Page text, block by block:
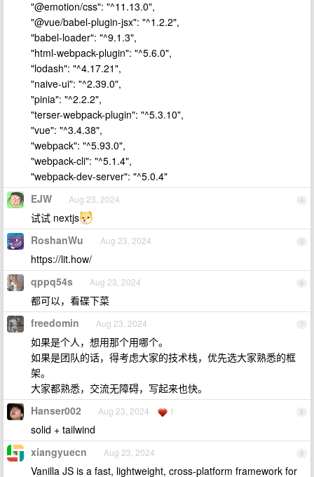
"@emotion/css": "^11.13.0",
"@vue/babel-plugin-jsx": "^1.2.2",
"babel-loader": "^9.1.3",
"html-webpack-plugin": "^5.6.0",
"lodash": "^4.17.21",
"naive-ui": "^2.39.0",
"pinia": "^2.2.2",
"terser-webpack-plugin": "^5.3.10",
"vue": "^3.4.38",
"webpack": "^5.93.0",
"webpack-cli": "^5.1.4",
"webpack-dev-server": "^5.0.4"
4
EJW Aug 23, 2024
试试 nextjs
5
RoshanWu Aug 23, 2024
https://lit.how/
6
qppq54s Aug 23, 2024
都可以，看碟下菜
7
freedomin Aug 23, 2024
如果是个人，想用那个用哪个。
如果是团队的话，得考虑大家的技术栈，优先选大家熟悉的框
架。
大家都熟悉，交流无障碍，写起来也快。
8
Hanser002 Aug 23, 2024 1
solid + tailwind
9
xiangyuecn Aug 23, 2024
Vanilla JS is a fast, lightweight, cross-platform framework for